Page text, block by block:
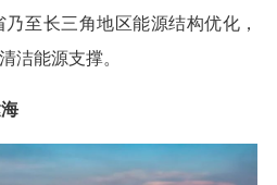
至长三角地区能源结构优化，
洁能源支撑。